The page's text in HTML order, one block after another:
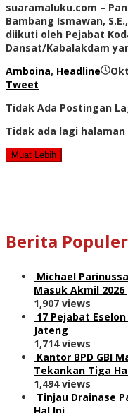
suaramaluku.com –
Bambang Ismawan,
diikuti oleh Pejabat
Dansat/Kabalakdam
Amboina, Headline
Tweet
Tidak Ada Postingan
Tidak ada lagi
Muat Lebih
Berita Populer
Michael
Masuk Akmil 2026
1,907 views
17 Pejabat
Jateng
1,714 views
Kantor BPD GBI
Tekankan Tiga
1,494 views
Tinjau Drainase